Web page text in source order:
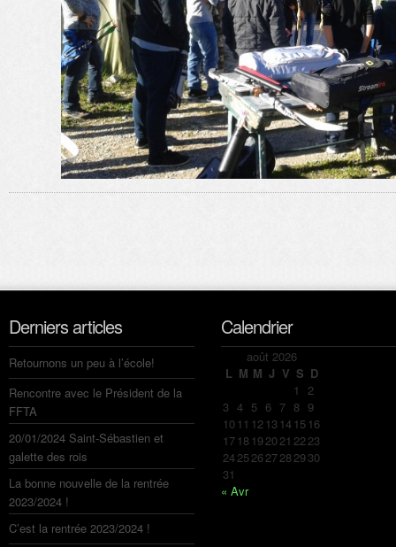
Derniers articles
Retournons un peu à l’école!
Rencontre avec le Président de la
FFTA
20/01/2024 Saint-Sébastien et
galette des rois
La bonne nouvelle de la rentrée
2023/2024 !
C’est la rentrée 2023/2024 !
Calendrier
août 2026
L M M J V S D
1 2
3 4 5 6 7 8 9
10 11 12 13 14 15 16
17 18 192021 2223
24252627282930
31
« Avr